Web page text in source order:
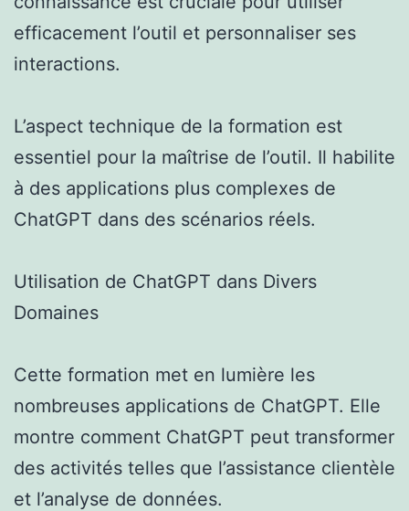
efficacement l’outil et personnaliser ses
interactions.
L’aspect technique de la formation est
essentiel pour la maîtrise de l’outil. Il habilite
à des applications plus complexes de
ChatGPT dans des scénarios réels.
Utilisation de ChatGPT dans Divers
Domaines
Cette formation met en lumière les
nombreuses applications de ChatGPT. Elle
montre comment ChatGPT peut transformer
des activités telles que l’assistance clientèle
et l’analyse de données.